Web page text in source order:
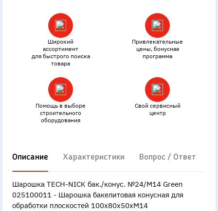
Широкий
ассортимент
для быстрого поиска
товара
Привлекательные
цены, бонусная
программа
Помощь в выборе
строительного
оборудования
Свой сервисный
центр
Описание Характеристики Вопрос / Ответ
Шарошка TECH-NICK бак./конус. №24/М14 Green
025100011 - Шарошка бакелитовая конусная для
обработки плоскостей 100x80x50xM14